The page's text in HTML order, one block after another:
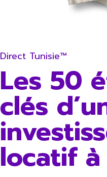
Direct Tunisie™
Les 50
clés
locatif à